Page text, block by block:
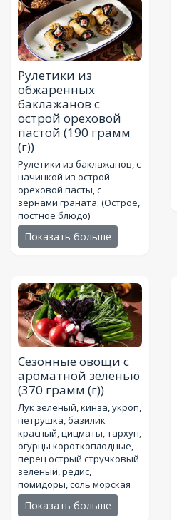
Рулетики из
обжаренных
баклажанов с
острой ореховой
пастой (190 грамм
(г))
Рулетики из баклажанов, с
начинкой из острой
ореховой пасты, с
зернами граната. (Острое,
постное блюдо)
Показать больше
Сезонные овощи c
ароматной зеленью
(370 грамм (г))
Лук зеленый, кинза, укроп,
петрушка, базилик
красный, цицматы, тархун,
огурцы короткоплодные,
перец острый стручковый
зеленый, редис,
помидоры, соль морская
Показать больше